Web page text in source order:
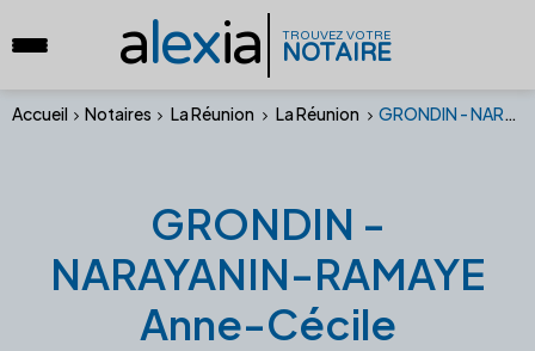
alexia TROUVEZ VOTRE
NOTAIRE
Accueil Notaires La Réunion La Réunion GRONDIN - NARAYANIN-RAMAYE Anne-Cécile
GRONDIN -
NARAYANIN-RAMAYE
Anne-Cécile